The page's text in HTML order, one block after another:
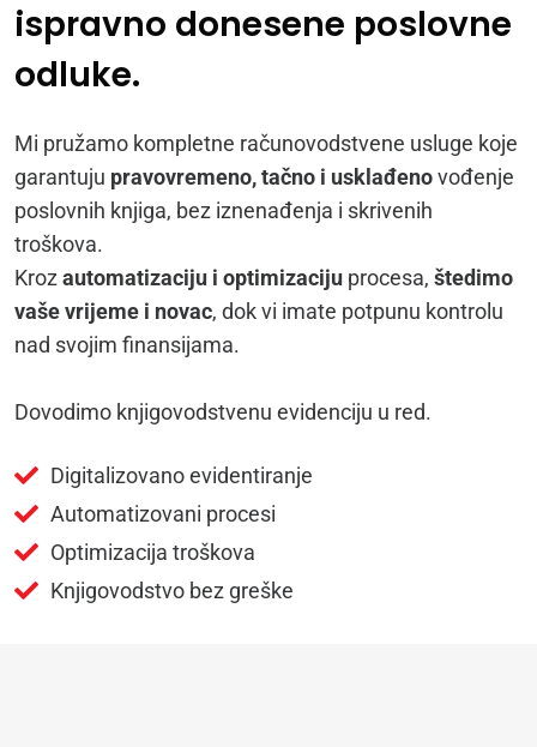
ispravno donesene poslovne
odluke.
Mi pružamo kompletne računovodstvene usluge koje
garantuju pravovremeno, tačno i usklađenovođenje
poslovnih knjiga, bez iznenađenja i skrivenih
troškova.
Kroz automatizaciju i optimizaciju procesa, štedimo
vaše vrijeme i novac, dok vi imate potpunu kontrolu
nad svojim finansijama.
Dovodimo knjigovodstvenu evidenciju u red.
Digitalizovano evidentiranje
Automatizovani procesi
Optimizacija troškova
Knjigovodstvo bez greške